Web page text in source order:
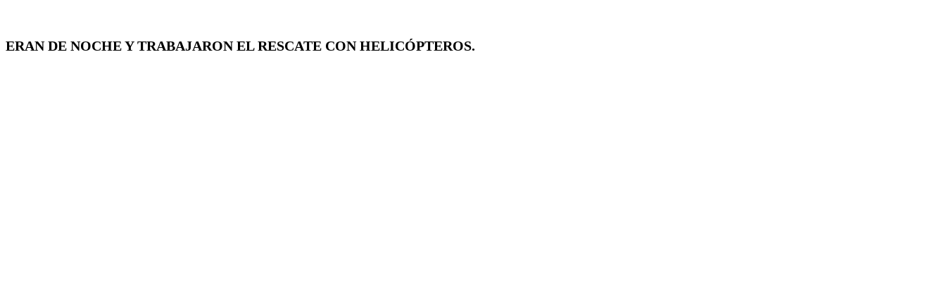
ERAN DE NOCHE Y TRABAJARON EL RESCATE CON HELICÓPTEROS.